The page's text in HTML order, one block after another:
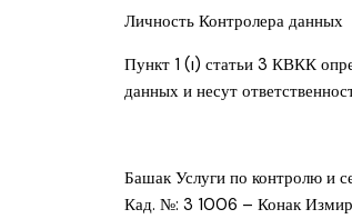
Личность Контролера данных
Пункт 1 (ı) статьи 3 КВКК
данных и несут
Башак Услуги по контролю и
Кад. №: 3 1006 – Конак Измир